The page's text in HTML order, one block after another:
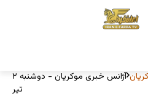
آژانس خبری موکریان - دوشنبه ۲
تیر